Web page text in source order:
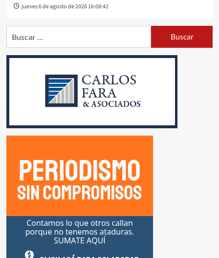
jueves 6 de agosto de 2026 16:08:42